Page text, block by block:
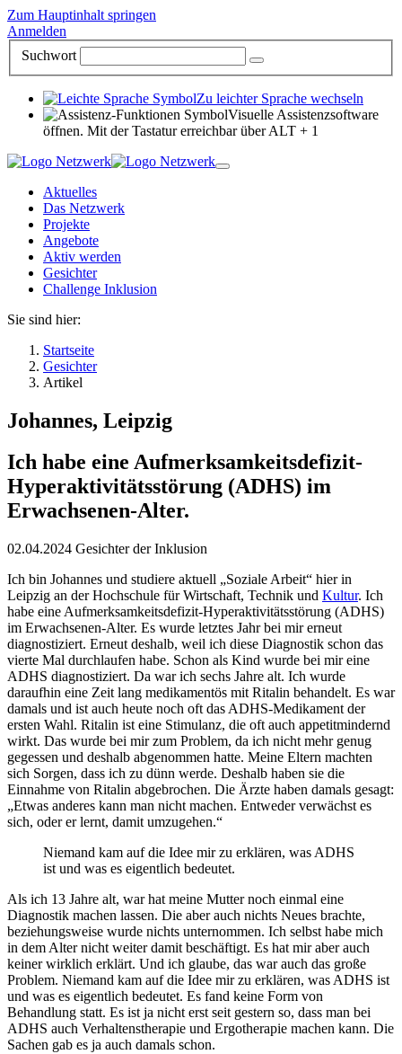
Zum Hauptinhalt springen
Anmelden
Suchwort
Zu leichter Sprache wechseln
Visuelle Assistenzsoftware
öffnen. Mit der Tastatur erreichbar über ALT + 1
Aktuelles
Das Netzwerk
Projekte
Angebote
Aktiv werden
Gesichter
Challenge Inklusion
Sie sind hier:
Startseite
Gesichter
Artikel
Johannes, Leipzig
Ich habe eine Aufmerksamkeitsdefizit-
Hyperaktivitätsstörung (ADHS) im
Erwachsenen-Alter.
02.04.2024 Gesichter der Inklusion
Ich bin Johannes und studiere aktuell „Soziale Arbeit“ hier in
Leipzig an der Hochschule für Wirtschaft, Technik und Kultur. Ich
habe eine Aufmerksamkeitsdefizit-Hyperaktivitätsstörung (ADHS)
im Erwachsenen-Alter. Es wurde letztes Jahr bei mir erneut
diagnostiziert. Erneut deshalb, weil ich diese Diagnostik schon das
vierte Mal durchlaufen habe. Schon als Kind wurde bei mir eine
ADHS diagnostiziert. Da war ich sechs Jahre alt. Ich wurde
daraufhin eine Zeit lang medikamentös mit Ritalin behandelt. Es war
damals und ist auch heute noch oft das ADHS-Medikament der
ersten Wahl. Ritalin ist eine Stimulanz, die oft auch appetitmindernd
wirkt. Das wurde bei mir zum Problem, da ich nicht mehr genug
gegessen und deshalb abgenommen hatte. Meine Eltern machten
sich Sorgen, dass ich zu dünn werde. Deshalb haben sie die
Einnahme von Ritalin abgebrochen. Die Ärzte haben damals gesagt:
„Etwas anderes kann man nicht machen. Entweder verwächst es
sich, oder er lernt, damit umzugehen.“
Niemand kam auf die Idee mir zu erklären, was ADHS
ist und was es eigentlich bedeutet.
Als ich 13 Jahre alt, war hat meine Mutter noch einmal eine
Diagnostik machen lassen. Die aber auch nichts Neues brachte,
beziehungsweise wurde nichts unternommen. Ich selbst habe mich
in dem Alter nicht weiter damit beschäftigt. Es hat mir aber auch
keiner wirklich erklärt. Und ich glaube, das war auch das große
Problem. Niemand kam auf die Idee mir zu erklären, was ADHS ist
und was es eigentlich bedeutet. Es fand keine Form von
Behandlung statt. Es ist ja nicht erst seit gestern so, dass man bei
ADHS auch Verhaltenstherapie und Ergotherapie machen kann. Die
Sachen gab es ja auch damals schon.